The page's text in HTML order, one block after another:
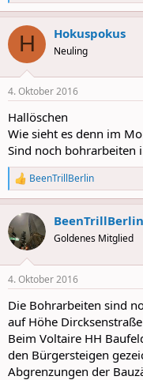
e
a
c
i
s
H Hokuspokus
Neuling
4. Oktober 2016
Hallöschen
Wie sieht es denn im
Sind noch bohrarbeiten
R
e
a
c
t
i
s
BeenTrillBerlin
BeenTrillBerlin
Goldenes Mitglied
4. Oktober 2016
Die Bohrarbeiten sind
auf Höhe
Beim Voltaire HH
den Bürgersteigen
Abgrenzungen der